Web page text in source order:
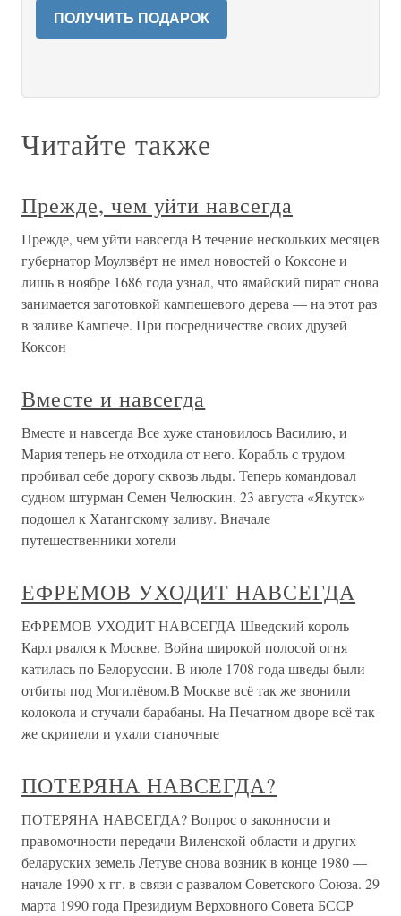
ПОЛУЧИТЬ ПОДАРОК
Читайте также
Прежде, чем уйти навсегда
Прежде, чем уйти навсегда В течение нескольких месяцев
губернатор Моулзвёрт не имел новостей о Коксоне и
лишь в ноябре 1686 года узнал, что ямайский пират снова
занимается заготовкой кампешевого дерева — на этот раз
в заливе Кампече. При посредничестве своих друзей
Коксон
Вместе и навсегда
Вместе и навсегда Все хуже становилось Василию, и
Мария теперь не отходила от него. Корабль с трудом
пробивал себе дорогу сквозь льды. Теперь командовал
судном штурман Семен Челюскин. 23 августа «Якутск»
подошел к Хатангскому заливу. Вначале
путешественники хотели
ЕФРЕМОВ УХОДИТ НАВСЕГДА
ЕФРЕМОВ УХОДИТ НАВСЕГДА Шведский король
Карл рвался к Москве. Война широкой полосой огня
катилась по Белоруссии. В июле 1708 года шведы были
отбиты под Могилёвом.В Москве всё так же звонили
колокола и стучали барабаны. На Печатном дворе всё так
же скрипели и ухали станочные
ПОТЕРЯНА НАВСЕГДА?
ПОТЕРЯНА НАВСЕГДА? Вопрос о законности и
правомочности передачи Виленской области и других
беларуских земель Летуве снова возник в конце 1980 —
начале 1990-х гг. в связи с развалом Советского Союза. 29
марта 1990 года Президиум Верховного Совета БССР